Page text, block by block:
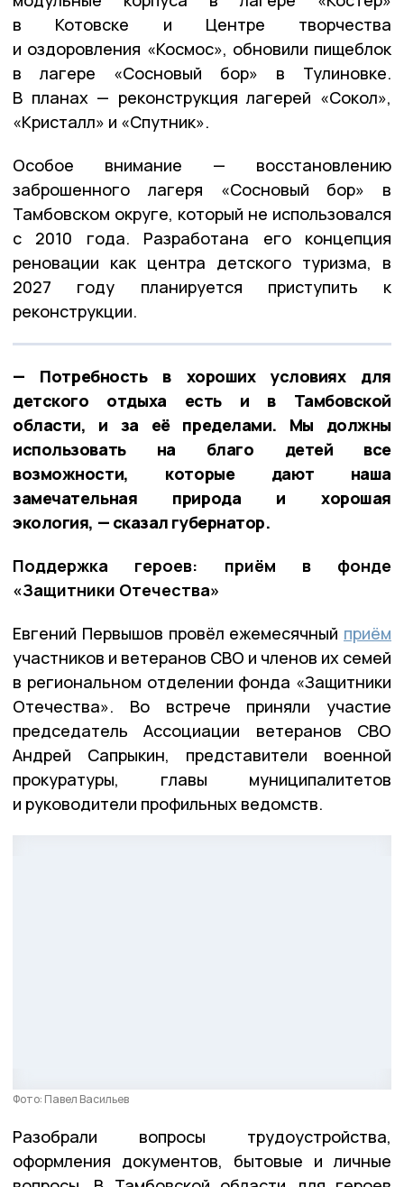
в Котовске и Центре творчества
и оздоровления «Космос», обновили пищеблок
в лагере «Сосновый бор» в Тулиновке.
В планах — реконструкция лагерей «Сокол»,
«Кристалл» и «Спутник».
Особое внимание — восстановлению
заброшенного лагеря «Сосновый бор» в
Тамбовском округе, который не использовался
с 2010 года. Разработана его концепция
реновации как центра детского туризма, в
2027 году планируется приступить к
реконструкции.
— Потребность в хороших условиях для
детского отдыха есть и в Тамбовской
области, и за её пределами. Мы должны
использовать на благо детей все
возможности, которые дают наша
замечательная природа и хорошая
экология, — сказал губернатор.
Поддержка героев: приём в фонде
«Защитники Отечества»
Евгений Первышов провёл ежемесячный приём
участников и ветеранов СВО и членов их семей
в региональном отделении фонда «Защитники
Отечества». Во встрече приняли участие
председатель Ассоциации ветеранов СВО
Андрей Сапрыкин, представители военной
прокуратуры, главы муниципалитетов
и руководители профильных ведомств.
Фото: Павел Васильев
Разобрали вопросы трудоустройства,
оформления документов, бытовые и личные